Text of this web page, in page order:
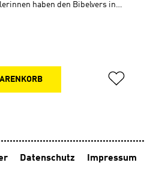
haben den Bibelvers in
Vielfalt im Reich Gottes, aber
BalmerAlfred FritschiNadja
SpiessBrigitte ZinggSechs
Datenschutz
Impressum